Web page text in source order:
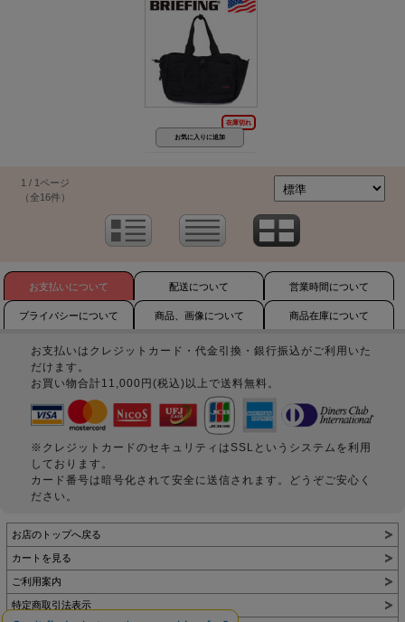
在庫切れ
1 / 1ページ
（全16件）
お支払いについて 配送について 営業時間について
プライバシーについて 商品、画像について 商品在庫について
お支払いはクレジットカード・代金引換・銀行振込がご利用いた
だけます。
お買い物合計11,000円(税込)以上で送料無料。
※クレジットカードのセキュリティはSSLというシステムを利用
しております。
カード番号は暗号化されて安全に送信されます。どうぞご安心く
ださい。
お店のトップへ戻る
カートを見る
ご利用案内
特定商取引法表示